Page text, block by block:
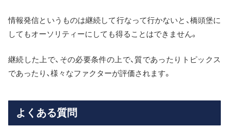
情報発信というものは継続して行なって行かないと、橋頭堡に
してもオーソリティーにしても得ることはできません。
継続した上で、その必要条件の上で、質であったりトピックス
であったり、様々なファクターが評価されます。
よくある質問